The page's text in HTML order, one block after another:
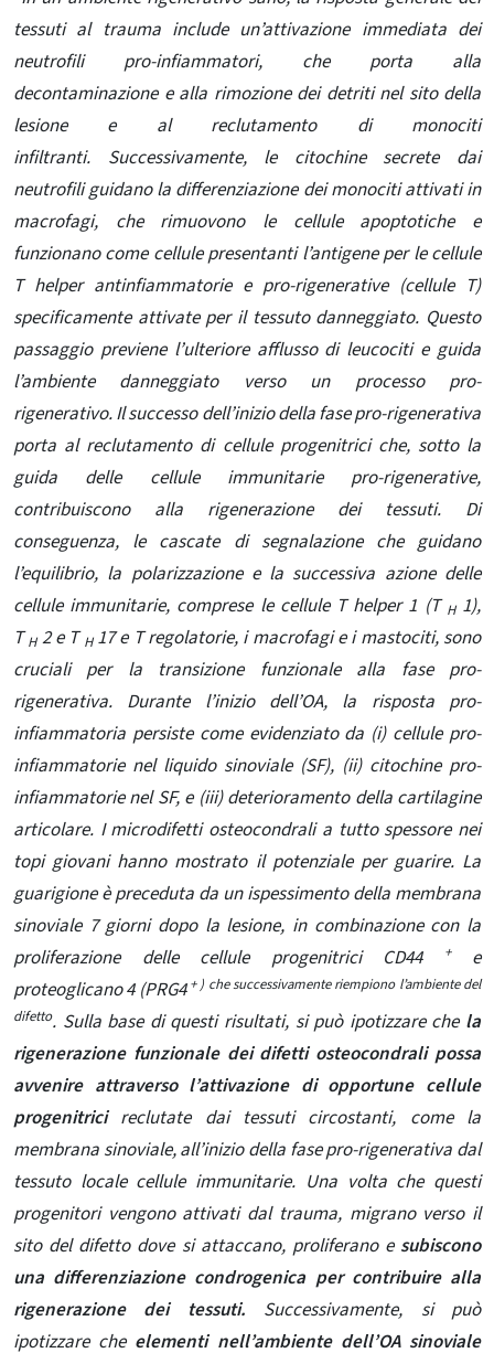
tessuti al trauma include un’attivazione immediata dei
neutrofili pro-infiammatori, che porta alla
decontaminazione e alla rimozione dei detriti nel sito della
lesione e al reclutamento di monociti
infiltranti. Successivamente, le citochine secrete dai
neutrofili guidano la differenziazione dei monociti attivati ​​in
macrofagi, che rimuovono le cellule apoptotiche e
funzionano come cellule presentanti l’antigene per le cellule
T helper antinfiammatorie e pro-rigenerative (cellule T)
specificamente attivate per il tessuto danneggiato. Questo
passaggio previene l’ulteriore afflusso di leucociti e guida
l’ambiente danneggiato verso un processo pro-
rigenerativo. Il successo dell’inizio della fase pro-rigenerativa
porta al reclutamento di cellule progenitrici che, sotto la
guida delle cellule immunitarie pro-rigenerative,
contribuiscono alla rigenerazione dei tessuti. Di
conseguenza, le cascate di segnalazione che guidano
l’equilibrio, la polarizzazione e la successiva azione delle
cellule immunitarie, comprese le cellule T helper 1 (T H1),
TH2 e TH17 e T regolatorie, i macrofagi e i mastociti, sono
cruciali per la transizione funzionale alla fase pro-
rigenerativa. Durante l’inizio dell’OA, la risposta pro-
infiammatoria persiste come evidenziato da (i) cellule pro-
infiammatorie nel liquido sinoviale (SF), (ii) citochine pro-
infiammatorie nel SF, e (iii) deterioramento della cartilagine
articolare. I microdifetti osteocondrali a tutto spessore nei
topi giovani hanno mostrato il potenziale per guarire. La
guarigione è preceduta da un ispessimento della membrana
sinoviale 7 giorni dopo la lesione, in combinazione con la
proliferazione delle cellule progenitrici CD44
+e
proteoglicano 4 (PRG4+ ) che successivamente riempiono l’ambiente del
difetto. Sulla base di questi risultati, si può ipotizzare che la
rigenerazione funzionale dei difetti osteocondrali possa
avvenire attraverso l’attivazione di opportune cellule
progenitricireclutate dai tessuti circostanti, come la
membrana sinoviale, all’inizio della fase pro-rigenerativa dal
tessuto locale cellule immunitarie. Una volta che questi
progenitori vengono attivati ​​dal trauma, migrano verso il
sito del difetto dove si attaccano, proliferano e subiscono
una differenziazione condrogenica per contribuire alla
rigenerazione dei tessuti. Successivamente, si può
ipotizzare che elementi nell’ambiente dell’OA sinoviale